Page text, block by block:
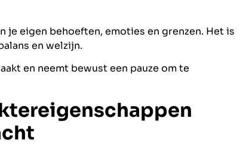
eigen behoeften, emoties en grenzen. Het is
en welzijn.
en neemt bewust een pauze om te